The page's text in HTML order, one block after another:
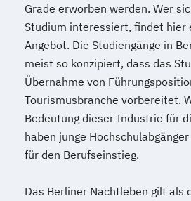
Grade erworben werden. Wer
Studium interessiert, findet hier
Angebot. Die Studiengänge in
meist so konzipiert, dass das
Übernahme von
Tourismusbranche vorbereitet.
Bedeutung dieser Industrie für
haben junge
für den Berufseinstieg.
Das Berliner Nachtleben gilt als